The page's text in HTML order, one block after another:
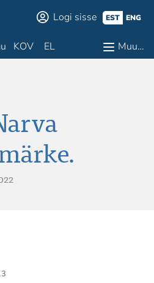
Logi sisse EST ENG
KOV EL Muu…